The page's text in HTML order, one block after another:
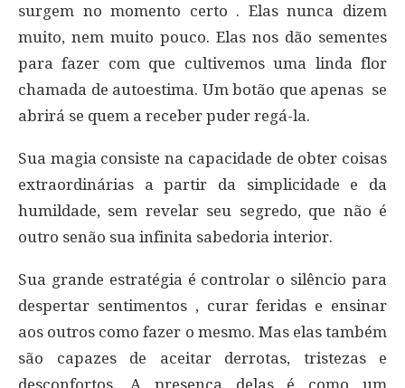
surgem no momento certo . Elas nunca dizem
muito, nem muito pouco. Elas nos dão sementes
para fazer com que cultivemos uma linda flor
chamada de autoestima. Um botão que apenas se
abrirá se quem a receber puder regá-la.
Sua magia consiste na capacidade de obter coisas
extraordinárias a partir da simplicidade e da
humildade, sem revelar seu segredo, que não é
outro senão sua infinita sabedoria interior.
Sua grande estratégia é controlar o silêncio para
despertar sentimentos , curar feridas e ensinar
aos outros como fazer o mesmo. Mas elas também
são capazes de aceitar derrotas, tristezas e